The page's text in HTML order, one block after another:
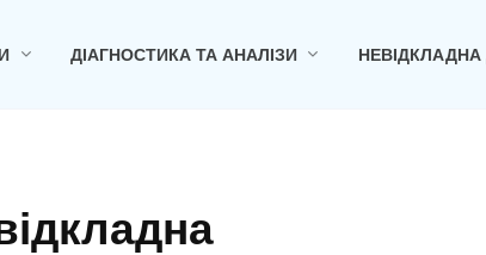
ДІАГНОСТИКА ТА АНАЛІЗИ